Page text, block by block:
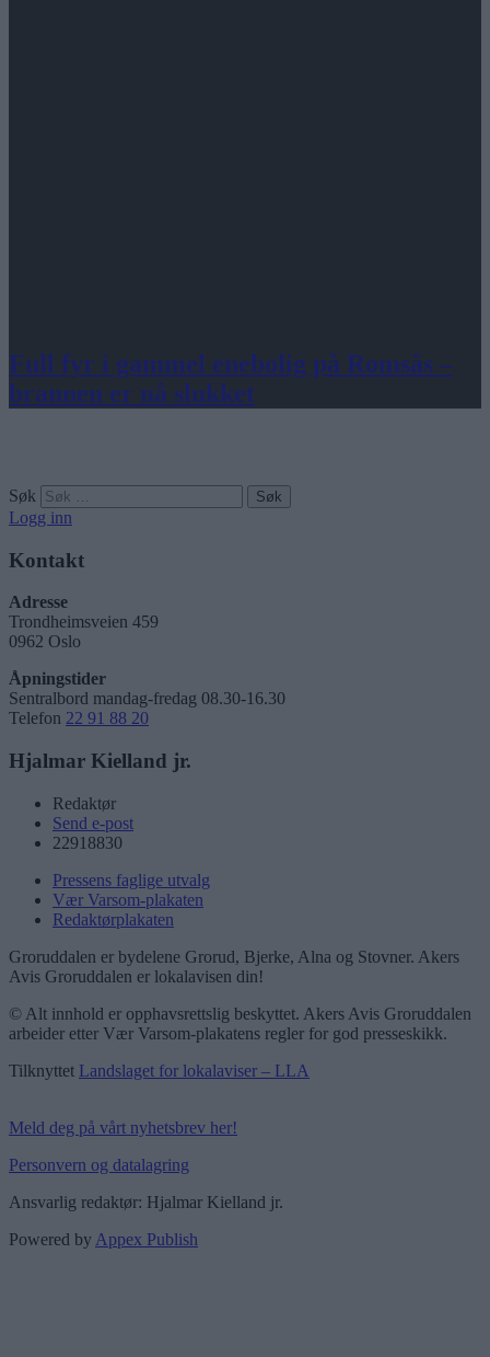
Full fyr i gammel enebolig på Romsås –
brannen er nå slukket
Søk
Logg inn
Kontakt
Adresse
Trondheimsveien 459
0962 Oslo
Åpningstider
Sentralbord mandag-fredag 08.30-16.30
Telefon 22 91 88 20
Hjalmar Kielland jr.
Redaktør
Send e-post
22918830
Pressens faglige utvalg
Vær Varsom-plakaten
Redaktørplakaten
Groruddalen er bydelene Grorud, Bjerke, Alna og Stovner. Akers
Avis Groruddalen er lokalavisen din!
© Alt innhold er opphavsrettslig beskyttet. Akers Avis Groruddalen
arbeider etter Vær Varsom-plakatens regler for god presseskikk.
Tilknyttet Landslaget for lokalaviser – LLA
Meld deg på vårt nyhetsbrev her!
Personvern og datalagring
Ansvarlig redaktør: Hjalmar Kielland jr.
Powered by Appex Publish